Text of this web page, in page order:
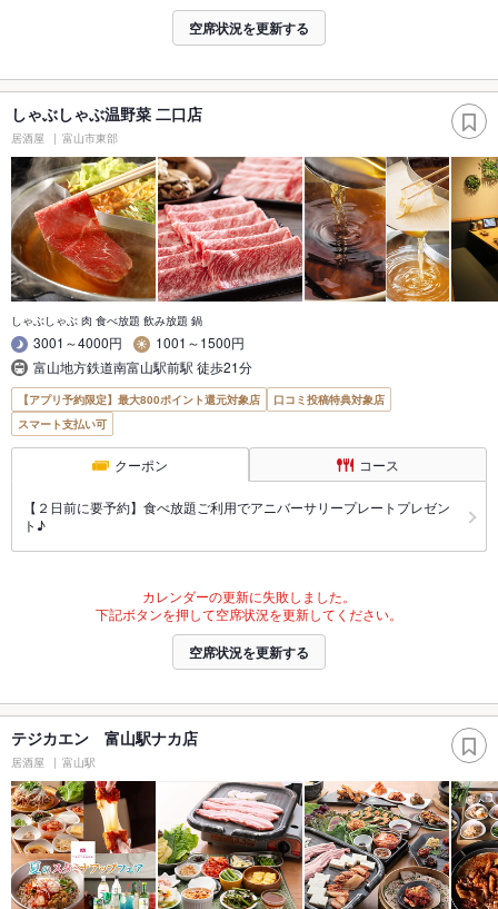
空席状況を更新する
しゃぶしゃぶ温野菜 二口店
居酒屋 富山市東部
しゃぶしゃぶ 肉 食べ放題 飲み放題 鍋
3001～4000円
1001～1500円
富山地方鉄道南富山駅前駅 徒歩21分
【アプリ予約限定】最大800ポイント還元対象店
口コミ投稿特典対象店
スマート支払い可
クーポン コース
【２日前に要予約】食べ放題ご利用でアニバーサリープレートプレゼン
ト♪
カレンダーの更新に失敗しました。
下記ボタンを押して空席状況を更新してください。
空席状況を更新する
テジカエン 富山駅ナカ店
居酒屋 富山駅